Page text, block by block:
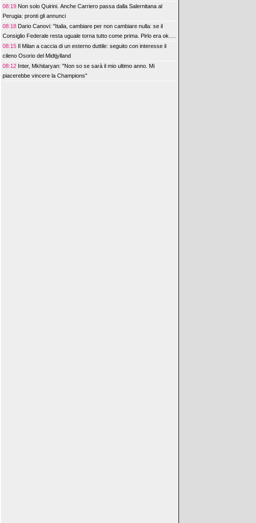
08:19 Non solo Quirini. Anche Carriero passa dalla Salernitana al
Perugia: pronti gli annunci
08:18 Dario Canovi: "Italia, cambiare per non cambiare nulla: se il
Consiglio Federale resta uguale torna tutto come prima. Pirlo era ok.
Roma, sì a Molina"
08:15 Il Milan a caccia di un esterno duttile: seguito con interesse il
cileno Osorio del Midtjylland
08:12 Inter, Mkhitaryan: "Non so se sarà il mio ultimo anno. Mi
piacerebbe vincere la Champions"